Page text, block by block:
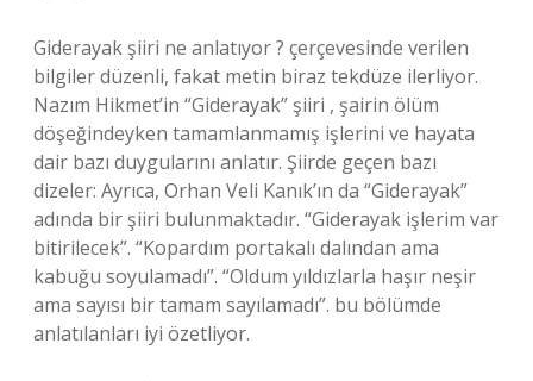
Giderayak şiiri ne anlatıyor ? çerçevesinde verilen
bilgiler düzenli, fakat metin biraz tekdüze ilerliyor.
Nazım Hikmet’in “Giderayak” şiiri , şairin ölüm
döşeğindeyken tamamlanmamış işlerini ve hayata
dair bazı duygularını anlatır. Şiirde geçen bazı
dizeler: Ayrıca, Orhan Veli Kanık’ın da “Giderayak”
adında bir şiiri bulunmaktadır. “Giderayak işlerim var
bitirilecek”. “Kopardım portakalı dalından ama
kabuğu soyulamadı”. “Oldum yıldızlarla haşır neşir
ama sayısı bir tamam sayılamadı”. bu bölümde
anlatılanları iyi özetliyor.